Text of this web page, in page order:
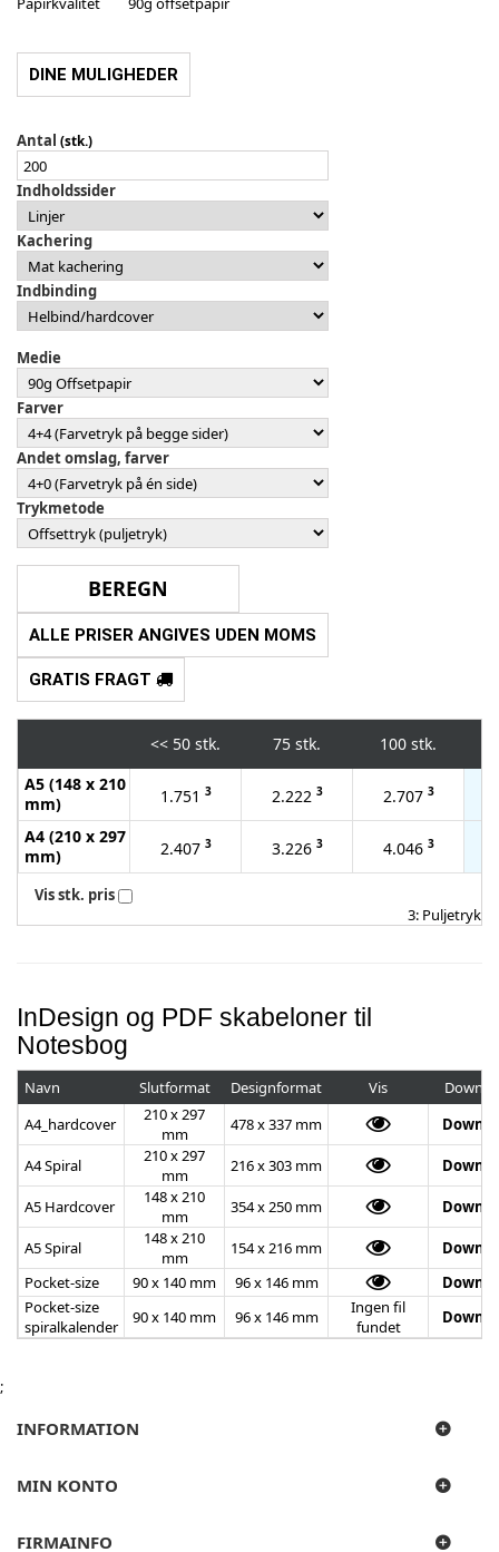
DINE MULIGHEDER
Antal (stk.)
Indholdssider
Kachering
Indbinding
Medie
Farver
Andet omslag, farver
Trykmetode
ALLE PRISER ANGIVES UDEN MOMS
GRATIS FRAGT
<< 50 stk. 75 stk. 100 stk.
A5 (148 x 210
mm)
1.751 3 2.222 3 2.707 3
A4 (210 x 297
mm)
2.407 3 3.226 3 4.046 3
Vis stk. pris
3: Puljetryk
InDesign og PDF skabeloner til
Notesbog
Navn Slutformat Designformat Vis
A4_hardcover
210 x 297
mm
478 x 337 mm
A4 Spiral
210 x 297
mm
216 x 303 mm
A5 Hardcover
148 x 210
mm
354 x 250 mm
A5 Spiral
148 x 210
mm
154 x 216 mm
Pocket-size
90 x 140 mm 96 x 146 mm
Pocket-size
spiralkalender
90 x 140 mm 96 x 146 mm
Ingen fil
fundet
;
INFORMATION
MIN KONTO
FIRMAINFO